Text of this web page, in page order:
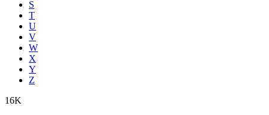
S
T
U
V
W
X
Y
Z
16K